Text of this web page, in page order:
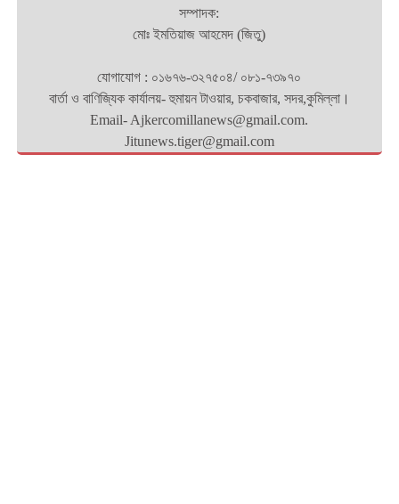
সম্পাদক:
মোঃ ইমতিয়াজ আহমেদ (জিতু)
যোগাযোগ : ০১৬৭৬-৩২৭৫০৪/ ০৮১-৭৩৯৭০
বার্তা ও বাণিজ্যিক কার্যালয়- হুমায়ন টাওয়ার, চকবাজার, সদর,কুমিল্লা।
Email- Ajkercomillanews@gmail.com.
Jitunews.tiger@gmail.com